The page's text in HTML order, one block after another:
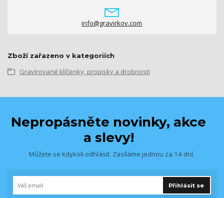
info@gravirkov.com
Zboží zařazeno v kategoriích
Gravírované klíčenky, propisky a drobnosti
Nepropásněte novinky, akce
a slevy!
Můžete se kdykoli odhlásit. Zasíláme jednou za 14 dní.
Přihlásit se